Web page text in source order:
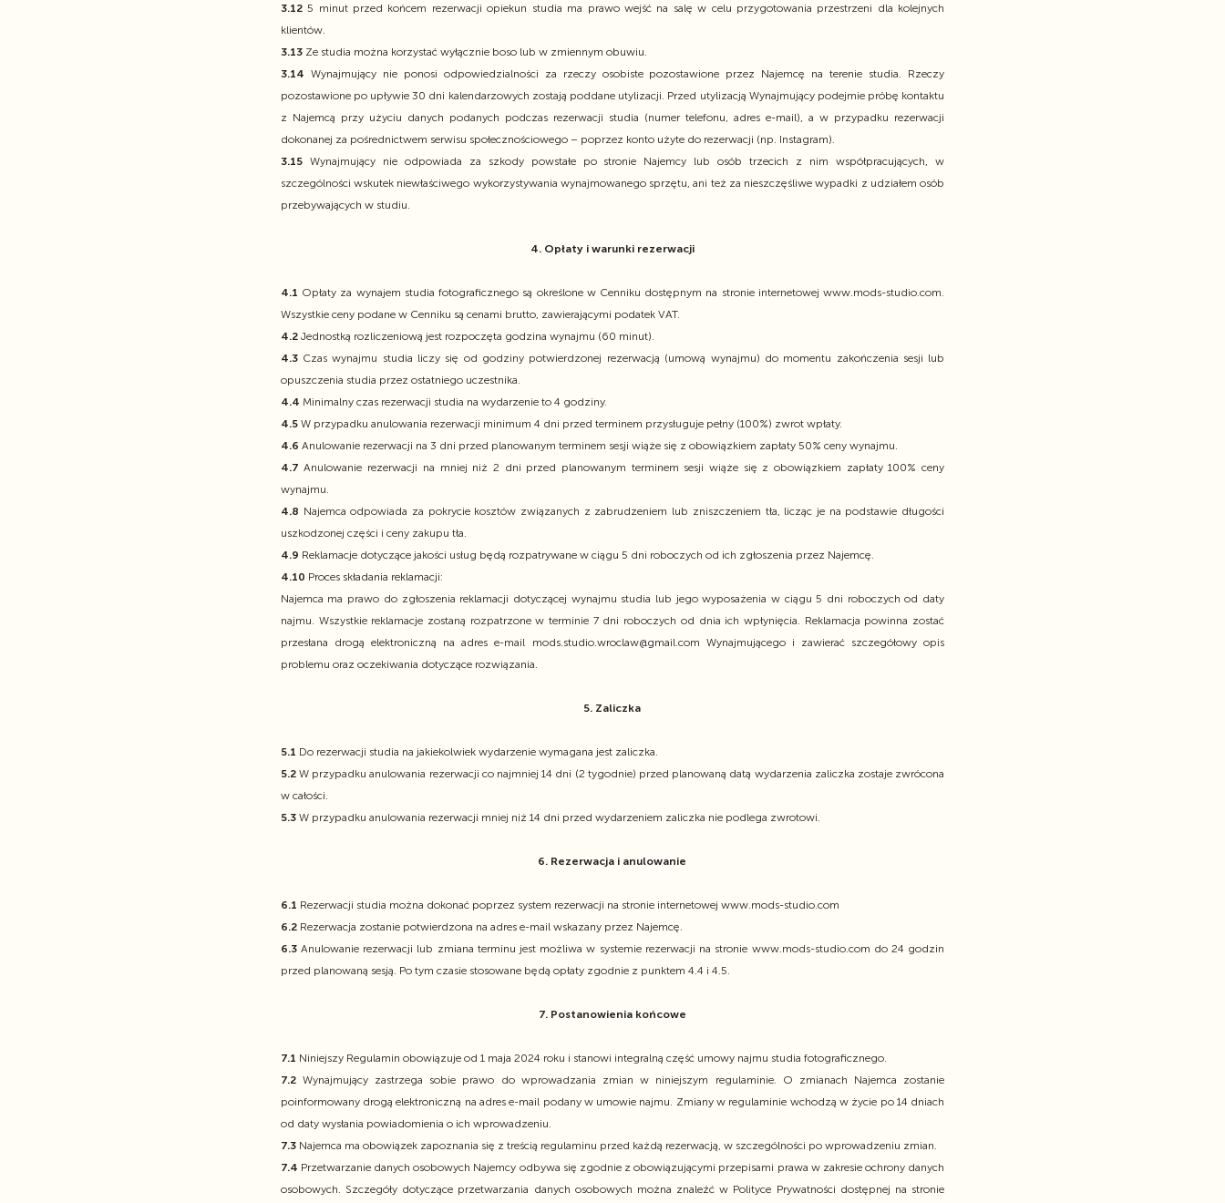
3.125 minut przed końcem rezerwacji opiekun studia ma prawo wejść na salę w celu przygotowania przestrzeni dla kolejnych
klientów.
3.13 Ze studia można korzystać wyłącznie boso lub w zmiennym obuwiu.
3.14 Wynajmujący nie ponosi odpowiedzialności za rzeczy osobiste pozostawione przez Najemcę na terenie studia. Rzeczy
pozostawione po upływie 30 dni kalendarzowych zostają poddane utylizacji. Przed utylizacją Wynajmujący podejmie próbę kontaktu
z Najemcą przy użyciu danych podanych podczas rezerwacji studia (numer telefonu, adres e-mail), a w przypadku rezerwacji
dokonanej za pośrednictwem serwisu społecznościowego – poprzez konto użyte do rezerwacji (np. Instagram).
3.15 Wynajmujący nie odpowiada za szkody powstałe po stronie Najemcy lub osób trzecich z nim współpracujących, w
szczególności wskutek niewłaściwego wykorzystywania wynajmowanego sprzętu, ani też za nieszczęśliwe wypadki z udziałem osób
przebywających w studiu.
4. Opłaty i warunki rezerwacji
4.1 Opłaty za wynajem studia fotograficznego są określone w Cenniku dostępnym na stronie internetowej www.mods-studio.com.
Wszystkie ceny podane w Cenniku są cenami brutto, zawierającymi podatek VAT.
4.2Jednostką rozliczeniową jest rozpoczęta godzina wynajmu (60 minut).
4.3Czas wynajmu studia liczy się od godziny potwierdzonej rezerwacją (umową wynajmu) do momentu zakończenia sesji lub
opuszczenia studia przez ostatniego uczestnika.
4.4 Minimalny czas rezerwacji studia na wydarzenie to 4 godziny.
4.5 W przypadku anulowania rezerwacji minimum 4 dni przed terminem przysługuje pełny (100%) zwrot wpłaty.
4.6 Anulowanie rezerwacji na 3 dni przed planowanym terminem sesji wiąże się z obowiązkiem zapłaty 50% ceny wynajmu.
4.7 Anulowanie rezerwacji na mniej niż 2 dni przed planowanym terminem sesji wiąże się z obowiązkiem zapłaty 100% ceny
wynajmu.
4.8 Najemca odpowiada za pokrycie kosztów związanych z zabrudzeniem lub zniszczeniem tła, licząc je na podstawie długości
uszkodzonej części i ceny zakupu tła.
4.9 Reklamacje dotyczące jakości usług będą rozpatrywane w ciągu 5 dni roboczych od ich zgłoszenia przez Najemcę.
4.10 Proces składania reklamacji:
Najemca ma prawo do zgłoszenia reklamacji dotyczącej wynajmu studia lub jego wyposażenia w ciągu 5 dni roboczych od daty
najmu. Wszystkie reklamacje zostaną rozpatrzone w terminie 7 dni roboczych od dnia ich wpłynięcia. Reklamacja powinna zostać
przesłana drogą elektroniczną na adres e-mail mods.studio.wroclaw@gmail.com Wynajmującego i zawierać szczegółowy opis
problemu oraz oczekiwania dotyczące rozwiązania.
5. Zaliczka
5.1 Do rezerwacji studia na jakiekolwiek wydarzenie wymagana jest zaliczka.
5.2W przypadku anulowania rezerwacji co najmniej 14 dni (2 tygodnie) przed planowaną datą wydarzenia zaliczka zostaje zwrócona
w całości.
5.3W przypadku anulowania rezerwacji mniej niż 14 dni przed wydarzeniem zaliczka nie podlega zwrotowi.
6. Rezerwacja i anulowanie
6.1 Rezerwacji studia można dokonać poprzez system rezerwacji na stronie internetowej www.mods-studio.com
6.2Rezerwacja zostanie potwierdzona na adres e-mail wskazany przez Najemcę.
6.3Anulowanie rezerwacji lub zmiana terminu jest możliwa w systemie rezerwacji na stronie www.mods-studio.com do 24 godzin
przed planowaną sesją. Po tym czasie stosowane będą opłaty zgodnie z punktem 4.4 i 4.5.
7. Postanowienia końcowe
7.1 Niniejszy Regulamin obowiązuje od 1 maja 2024 roku i stanowi integralną część umowy najmu studia fotograficznego.
7.2 Wynajmujący zastrzega sobie prawo do wprowadzania zmian w niniejszym regulaminie. O zmianach Najemca zostanie
poinformowany drogą elektroniczną na adres e-mail podany w umowie najmu. Zmiany w regulaminie wchodzą w życie po 14 dniach
od daty wysłania powiadomienia o ich wprowadzeniu.
7.3 Najemca ma obowiązek zapoznania się z treścią regulaminu przed każdą rezerwacją, w szczególności po wprowadzeniu zmian.
7.4 Przetwarzanie danych osobowych Najemcy odbywa się zgodnie z obowiązującymi przepisami prawa w zakresie ochrony danych
osobowych. Szczegóły dotyczące przetwarzania danych osobowych można znaleźć w Polityce Prywatności dostępnej na stronie